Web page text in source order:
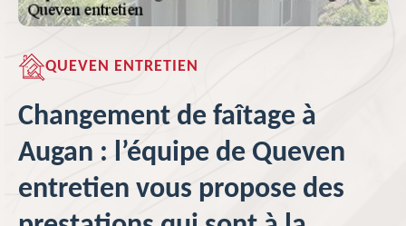
QUEVEN ENTRETIEN
Changement de faîtage à
Augan : l’équipe de Queven
entretien vous propose des